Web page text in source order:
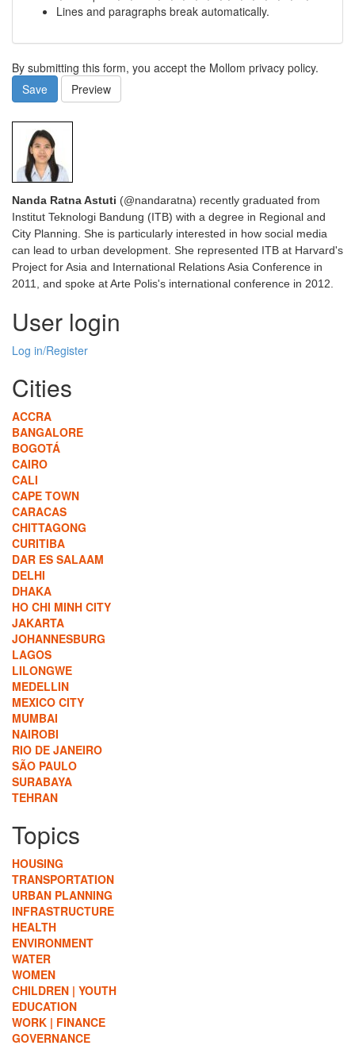
Lines and paragraphs break automatically.
By submitting this form, you accept the Mollom privacy policy.
Save
Preview
Nanda Ratna Astuti (@nandaratna) recently graduated from
Institut Teknologi Bandung (ITB) with a degree in Regional and
City Planning. She is particularly interested in how social media
can lead to urban development. She represented ITB at Harvard's
Project for Asia and International Relations Asia Conference in
2011, and spoke at Arte Polis's international conference in 2012.
User login
Log in/Register
Cities
ACCRA
BANGALORE
BOGOTÁ
CAIRO
CALI
CAPE TOWN
CARACAS
CHITTAGONG
CURITIBA
DAR ES SALAAM
DELHI
DHAKA
HO CHI MINH CITY
JAKARTA
JOHANNESBURG
LAGOS
LILONGWE
MEDELLIN
MEXICO CITY
MUMBAI
NAIROBI
RIO DE JANEIRO
SÃO PAULO
SURABAYA
TEHRAN
Topics
HOUSING
TRANSPORTATION
URBAN PLANNING
INFRASTRUCTURE
HEALTH
ENVIRONMENT
WATER
WOMEN
CHILDREN | YOUTH
EDUCATION
WORK | FINANCE
GOVERNANCE